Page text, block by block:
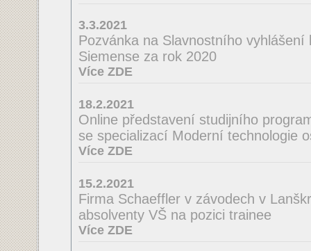
3.3.2021
Pozvánka na Slavnostního
Siemense za rok 2020
Více ZDE
18.2.2021
Online představení studijního
se specializací Moderní technologie
Více ZDE
15.2.2021
Firma Schaeffler v závodech v
absolventy VŠ na pozici trainee
Více ZDE